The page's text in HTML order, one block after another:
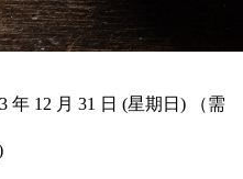
年 12 月 31 日 (星期日) （需